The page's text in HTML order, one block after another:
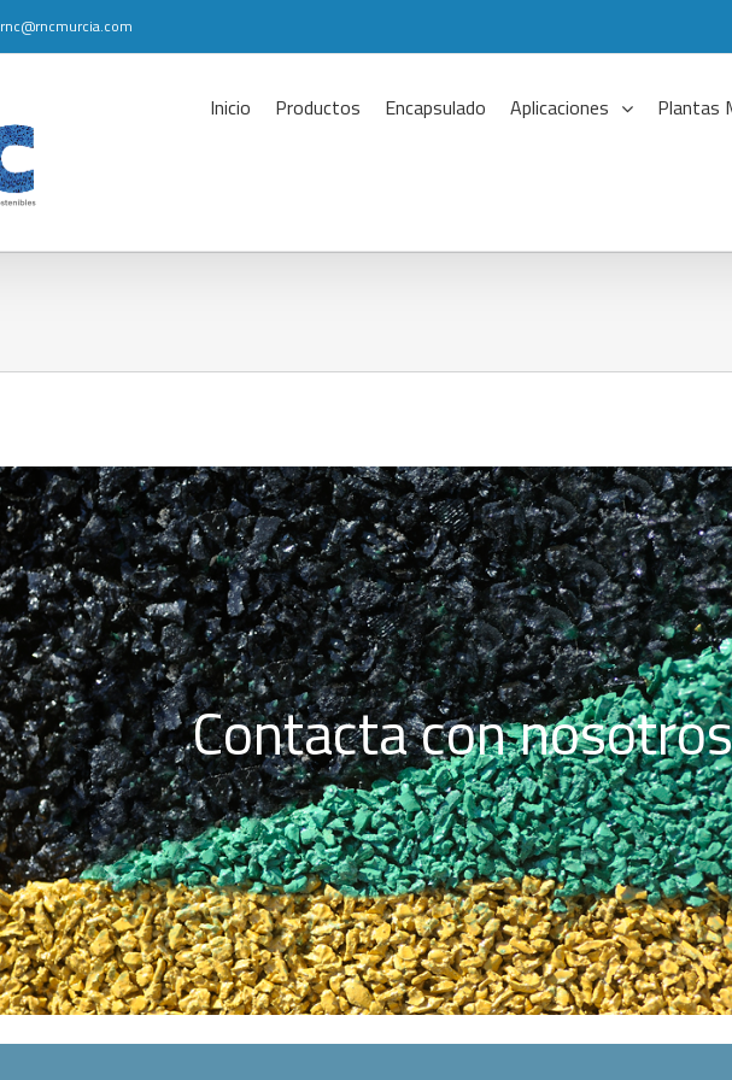
rnc@rncmurcia.com
Inicio Productos Encapsulado Aplicaciones Plantas
Contacta con nosotros